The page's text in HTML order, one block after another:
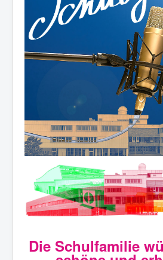
Die Schulfamilie